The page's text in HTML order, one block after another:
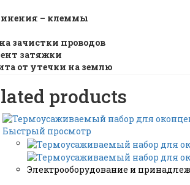
– клеммы
зачистки проводов
затяжки
от утечки на землю
products
Быстрый просмотр
Электрооборудование и